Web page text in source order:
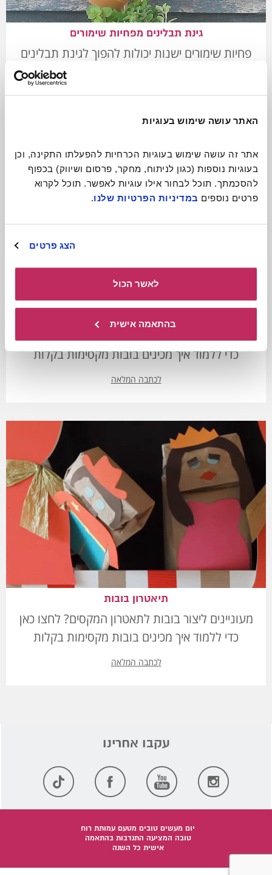
האתר עושה שימוש בעוגיות
פרטים נוספים במדיניות הפרטיות שלנו.
הצג פרטים
לאשר הכול
בהתאמה אישית
גינת תבלינים מפחיות שימורים
פחיות שימורים ישנות יכולות להפוך לגינת תבלינים
לכתבה המלאה
כדי ללמוד איך מכינים בובות מקסימות בקלות
לכתבה המלאה
תיאטרון בובות
מעוניינים ליצור בובות לתאטרון המקסים? לחצו כאן
כדי ללמוד איך מכינים בובות מקסימות בקלות
לכתבה המלאה
יום מעשים טובים מטעם עמותת רוח
טובה המציעה התנדבות בהתאמה
אישית כל השנה